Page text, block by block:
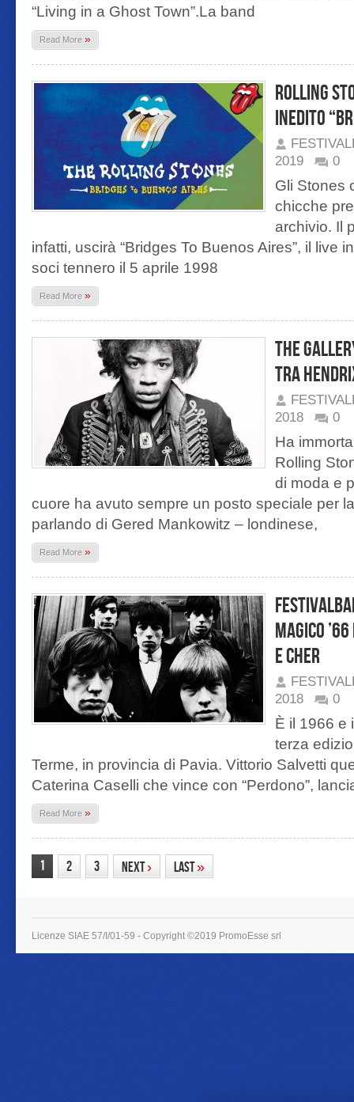
“Living in a Ghost Town”.La band
Read More »
Rolling
inedito
2019
0
Gli Stones
chicche
archivio. Il
infatti, uscirà “Bridges To Buenos Aires”, il live
soci tennero il 5 aprile 1998
Read More »
The
tra
2018
0
Ha
Rolling
di moda e
cuore ha avuto sempre un posto speciale per
parlando di Gered Mankowitz – londinese,
Read More »
magico
e Cher
2018
0
È il 1966 e
terza
Terme, in provincia di Pavia. Vittorio Salvetti
Caterina Caselli che vince con “Perdono”,
Read More »
1 2 3 Next› Last»
Licenze SIAE 57/I/01-59 - Copyright ©2019 PromoEsse srl